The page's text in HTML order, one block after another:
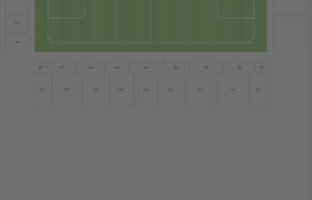
D1
D1
D2
D3
D4
D5
D6
D7
D7
D1
D1
D2
D3
D4
D5
D6
D7
D7
T1
T2